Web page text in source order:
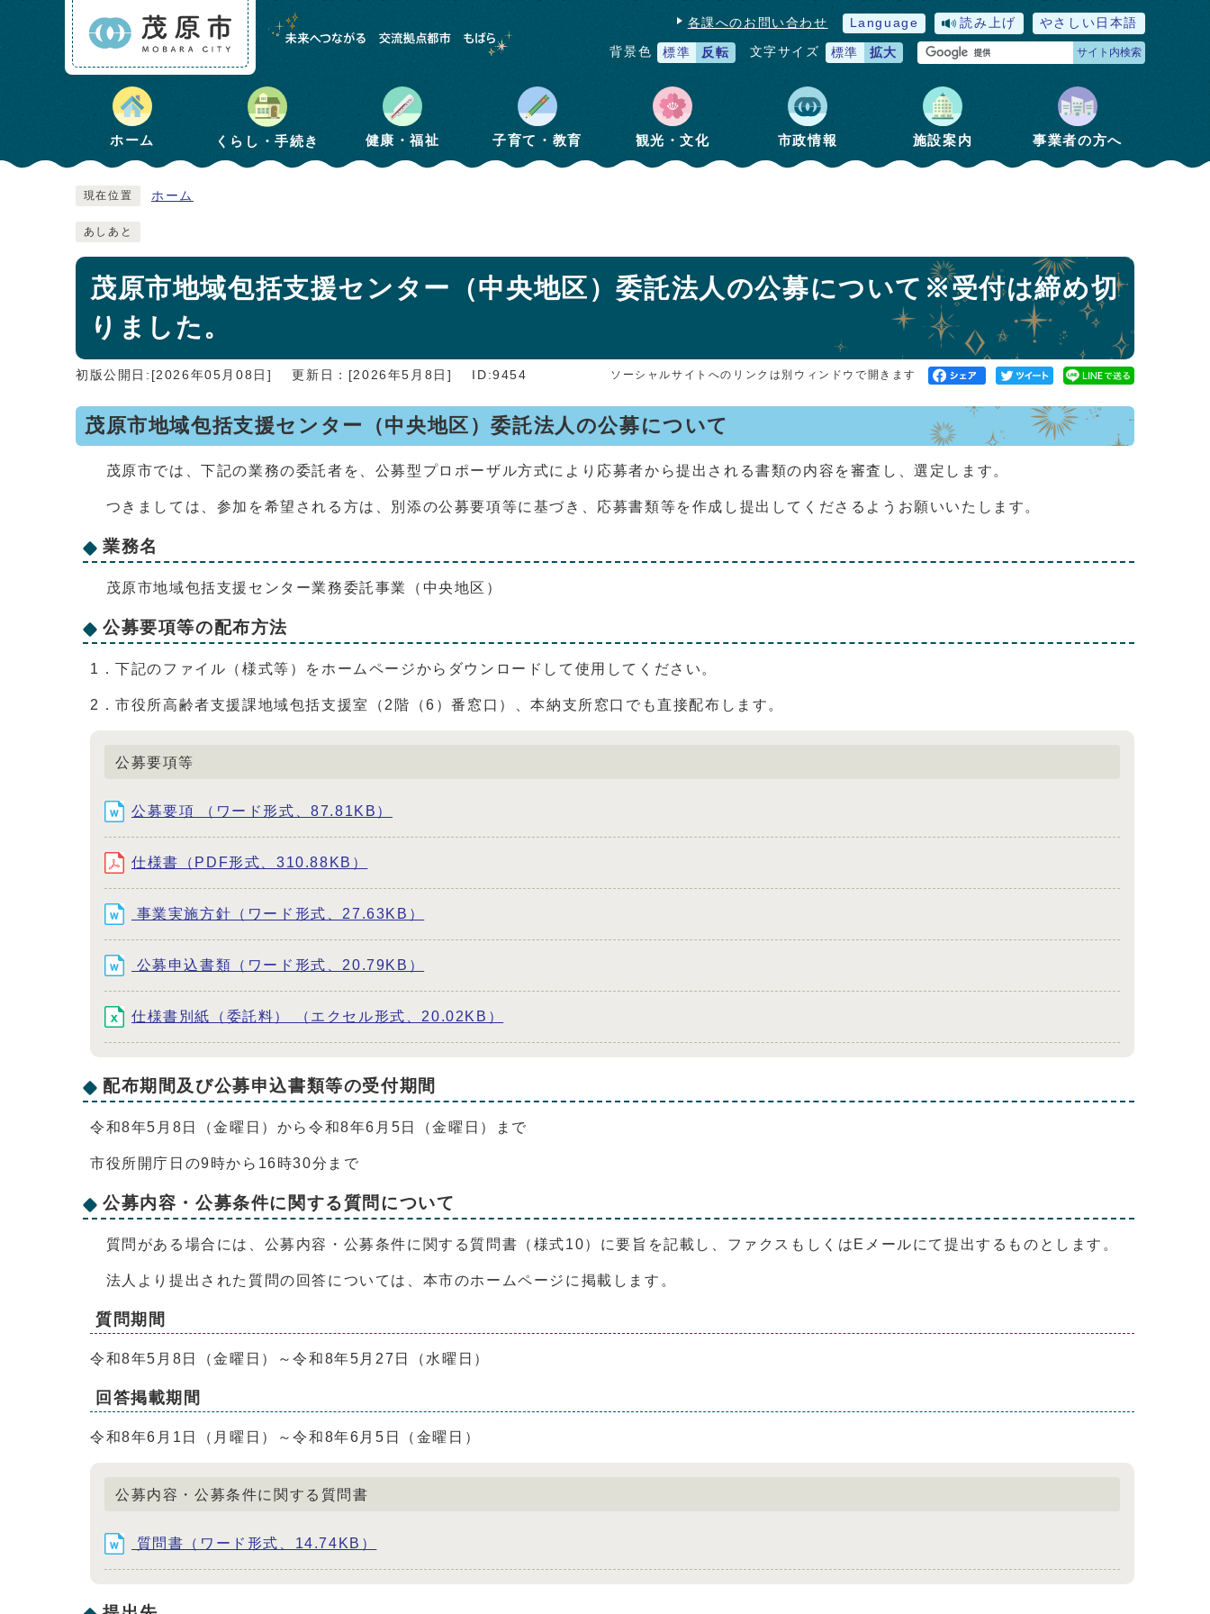
各課へのお問い合わせ Language 読み上げ やさしい日本語
背景色 標準 反転 文字サイズ 標準 拡大 サイト内検索
ホーム くらし・手続き 健康・福祉 子育て・教育 観光・文化 市政情報 施設案内 事業者の方へ
現在位置 ホーム
あしあと
茂原市地域包括支援センター（中央地区）委託法人の公募について※受付は締め切
りました。
初版公開日:[2026年05月08日] 更新日：[2026年5月8日] ID:9454 ソーシャルサイトへのリンクは別ウィンドウで開きます
茂原市地域包括支援センター（中央地区）委託法人の公募について
茂原市では、下記の業務の委託者を、公募型プロポーザル方式により応募者から提出される書類の内容を審査し、選定します。
つきましては、参加を希望される方は、別添の公募要項等に基づき、応募書類等を作成し提出してくださるようお願いいたします。
業務名
茂原市地域包括支援センター業務委託事業（中央地区）
公募要項等の配布方法
1．下記のファイル（様式等）をホームページからダウンロードして使用してください。
2．市役所高齢者支援課地域包括支援室（2階（6）番窓口）、本納支所窓口でも直接配布します。
公募要項等
公募要項 （ワード形式、87.81KB）
仕様書（PDF形式、310.88KB）
事業実施方針（ワード形式、27.63KB）
公募申込書類（ワード形式、20.79KB）
仕様書別紙（委託料） （エクセル形式、20.02KB）
配布期間及び公募申込書類等の受付期間
令和8年5月8日（金曜日）から令和8年6月5日（金曜日）まで
市役所開庁日の9時から16時30分まで
公募内容・公募条件に関する質問について
質問がある場合には、公募内容・公募条件に関する質問書（様式10）に要旨を記載し、ファクスもしくはEメールにて提出するものとします。
法人より提出された質問の回答については、本市のホームページに掲載します。
質問期間
令和8年5月8日（金曜日）～令和8年5月27日（水曜日）
回答掲載期間
令和8年6月1日（月曜日）～令和8年6月5日（金曜日）
公募内容・公募条件に関する質問書
質問書（ワード形式、14.74KB）